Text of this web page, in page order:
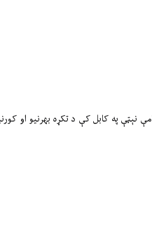
د افغانستان کرکټ بورډ اړوند د ظرفیت لوړونې څانګې له لوري د ۲۰۲۴م